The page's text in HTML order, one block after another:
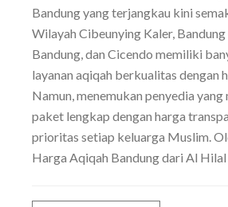
Bandung yang terjangkau kini
Wilayah Cibeunying Kaler,
Bandung, dan Cicendo memiliki
layanan aqiqah berkualitas dengan
Namun, menemukan penyedia yang
paket lengkap dengan harga
prioritas setiap keluarga Muslim.
Harga Aqiqah Bandung dari Al